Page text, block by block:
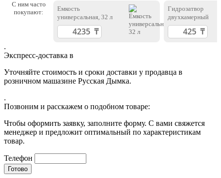
С ним часто
покупают:
Емкость
универсальная, 32 л
Гидрозатвор
двухкамерный
.
Экспресс-доставка в
Уточняйте стоимость и сроки доставки у продавца в
розничном машазине Русская Дымка.
.
Позвоним и расскажем о подобном товаре:
Чтобы оформить заявку, заполните форму. С вами свяжется
менеджер и предложит оптимальный по характеристикам
товар.
Телефон